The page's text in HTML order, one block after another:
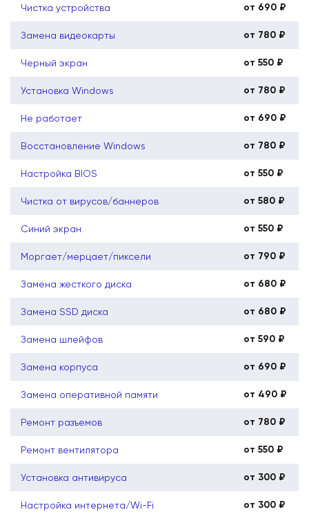
Чистка устройства от 690 ₽
Замена видеокарты от 780 ₽
Черный экран от 550 ₽
Установка Windows от 780 ₽
Не работает от 690 ₽
Восстановление Windows от 780 ₽
Настройка BIOS от 550 ₽
Чистка от вирусов/баннеров от 580 ₽
Синий экран от 550 ₽
Моргает/мерцает/пиксели от 790 ₽
Замена жесткого диска от 680 ₽
Замена SSD диска от 680 ₽
Замена шлейфов от 590 ₽
Замена корпуса от 690 ₽
Замена оперативной памяти от 490 ₽
Ремонт разъемов от 780 ₽
Ремонт вентилятора от 550 ₽
Установка антивируса от 300 ₽
Настройка интернета/Wi-Fi от 300 ₽